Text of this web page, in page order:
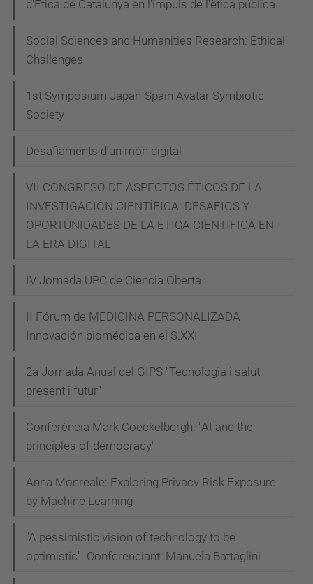
11T00:00:00+01:00
2022-
03-
27T23:59:59+02:00
d'Ètica de Catalunya en l'impuls de l'ètica pública
Social Sciences and Humanities Research: Ethical
Challenges
1st Symposium Japan-Spain Avatar Symbiotic
Society
Desafiaments d’un món digital
VII CONGRESO DE ASPECTOS ÉTICOS DE LA
INVESTIGACIÓN CIENTÍFICA: DESAFIOS Y
OPORTUNIDADES DE LA ÉTICA CIENTIFICA EN
LA ERA DIGITAL
IV Jornada UPC de Ciència Oberta
II Fórum de MEDICINA PERSONALIZADA
Innovación biomédica en el S.XXI
2a Jornada Anual del GIPS “Tecnologia i salut:
present i futur”
Conferència Mark Coeckelbergh: "AI and the
principles of democracy"
Anna Monreale: Exploring Privacy Risk Exposure
by Machine Learning
"A pessimistic vision of technology to be
optimistic". Conferenciant: Manuela Battaglini